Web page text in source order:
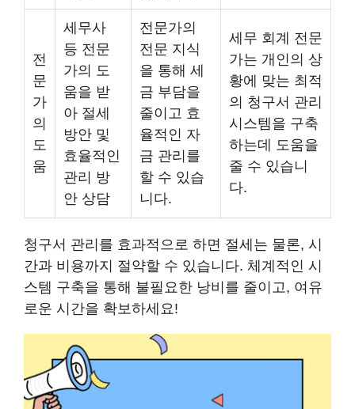
전
문
가
의
도
움
세무사
등 전문
가의 도
움을 받
아 절세
방안 및
효율적인
관리 방
안 상담
전문가의
전문 지식
을 통해 세
금 부담을
줄이고 효
율적인 자
금 관리를
할 수 있습
니다.
세무 회계 전문
가는 개인의 상
황에 맞는 최적
의 청구서 관리
시스템을 구축
하는데 도움을
줄 수 있습니
다.
청구서 관리를 효과적으로 하면 절세는 물론, 시
간과 비용까지 절약할 수 있습니다. 체계적인 시
스템 구축을 통해 불필요한 낭비를 줄이고, 여유
로운 시간을 확보하세요!